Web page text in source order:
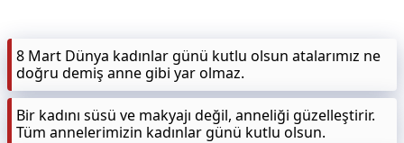
8 Mart Dünya kadınlar günü kutlu olsun atalarımız ne
doğru demiş anne gibi yar olmaz.
Bir kadını süsü ve makyajı değil, anneliği güzelleştirir.
Tüm annelerimizin kadınlar günü kutlu olsun.